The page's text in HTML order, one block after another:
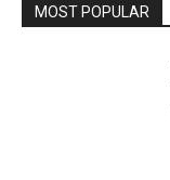
MOST POPULAR